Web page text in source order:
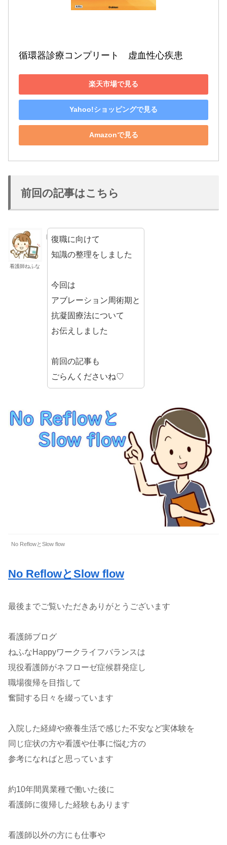
循環器診療コンプリート　虚血性心疾患
楽天市場で見る
Yahoo!ショッピングで見る
Amazonで見る
前回の記事はこちら
看護師ねふな
復職に向けて
知識の整理をしました
今回は
アブレーション周術期と
抗凝固療法について
お伝えしました
前回の記事も
ごらんくださいね♡
No ReflowとSlow flow
No ReflowとSlow flow
最後までご覧いただきありがとうございます
看護師ブログ
ねふなHappyワークライフバランスは
現役看護師がネフローゼ症候群発症し
職場復帰を目指して
奮闘する日々を綴っています
入院した経緯や療養生活で感じた不安など実体験を
同じ症状の方や看護や仕事に悩む方の
参考になればと思っています
約10年間異業種で働いた後に
看護師に復帰した経験もあります
看護師以外の方にも仕事や